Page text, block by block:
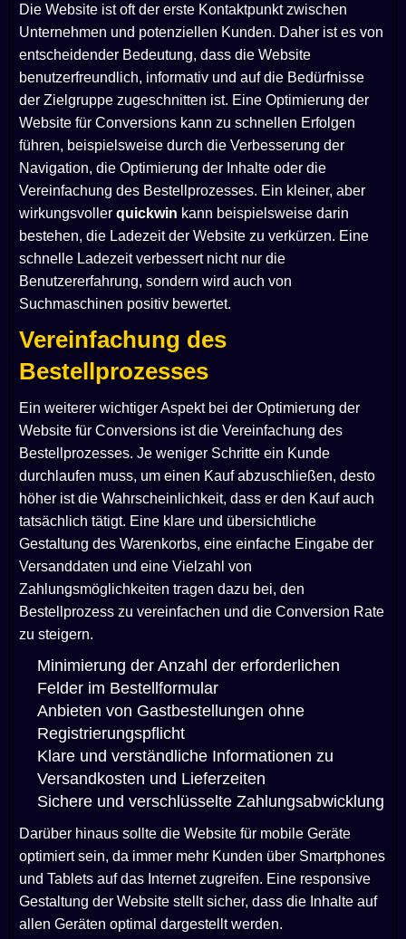
Die Website ist oft der erste Kontaktpunkt zwischen
Unternehmen und potenziellen Kunden. Daher ist es von
entscheidender Bedeutung, dass die Website
benutzerfreundlich, informativ und auf die Bedürfnisse
der Zielgruppe zugeschnitten ist. Eine Optimierung der
Website für Conversions kann zu schnellen Erfolgen
führen, beispielsweise durch die Verbesserung der
Navigation, die Optimierung der Inhalte oder die
Vereinfachung des Bestellprozesses. Ein kleiner, aber
wirkungsvoller quickwin kann beispielsweise darin
bestehen, die Ladezeit der Website zu verkürzen. Eine
schnelle Ladezeit verbessert nicht nur die
Benutzererfahrung, sondern wird auch von
Suchmaschinen positiv bewertet.
Vereinfachung des
Bestellprozesses
Ein weiterer wichtiger Aspekt bei der Optimierung der
Website für Conversions ist die Vereinfachung des
Bestellprozesses. Je weniger Schritte ein Kunde
durchlaufen muss, um einen Kauf abzuschließen, desto
höher ist die Wahrscheinlichkeit, dass er den Kauf auch
tatsächlich tätigt. Eine klare und übersichtliche
Gestaltung des Warenkorbs, eine einfache Eingabe der
Versanddaten und eine Vielzahl von
Zahlungsmöglichkeiten tragen dazu bei, den
Bestellprozess zu vereinfachen und die Conversion Rate
zu steigern.
Minimierung der Anzahl der erforderlichen
Felder im Bestellformular
Anbieten von Gastbestellungen ohne
Registrierungspflicht
Klare und verständliche Informationen zu
Versandkosten und Lieferzeiten
Sichere und verschlüsselte Zahlungsabwicklung
Darüber hinaus sollte die Website für mobile Geräte
optimiert sein, da immer mehr Kunden über Smartphones
und Tablets auf das Internet zugreifen. Eine responsive
Gestaltung der Website stellt sicher, dass die Inhalte auf
allen Geräten optimal dargestellt werden.